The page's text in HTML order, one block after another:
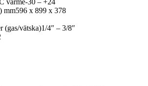
mm596 x 899 x 378
(gas/vätska)1/4″ – 3/8″